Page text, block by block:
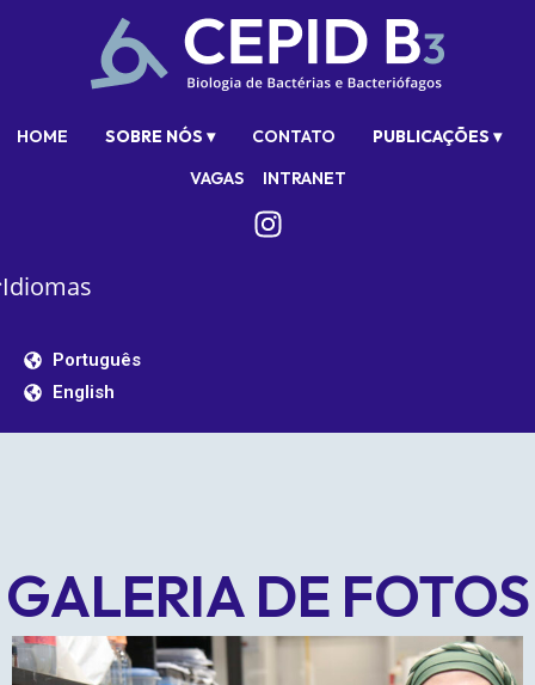
HOME SOBRE NÓS ▾ CONTATO
PUBLICAÇÕES ▾
VAGAS
INTRANET
Idiomas
Português
English
GALERIA DE FOTOS